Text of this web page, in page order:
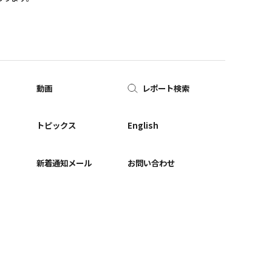
動画
トピックス
新着通知メール
レポート検索
English
お問い合わせ